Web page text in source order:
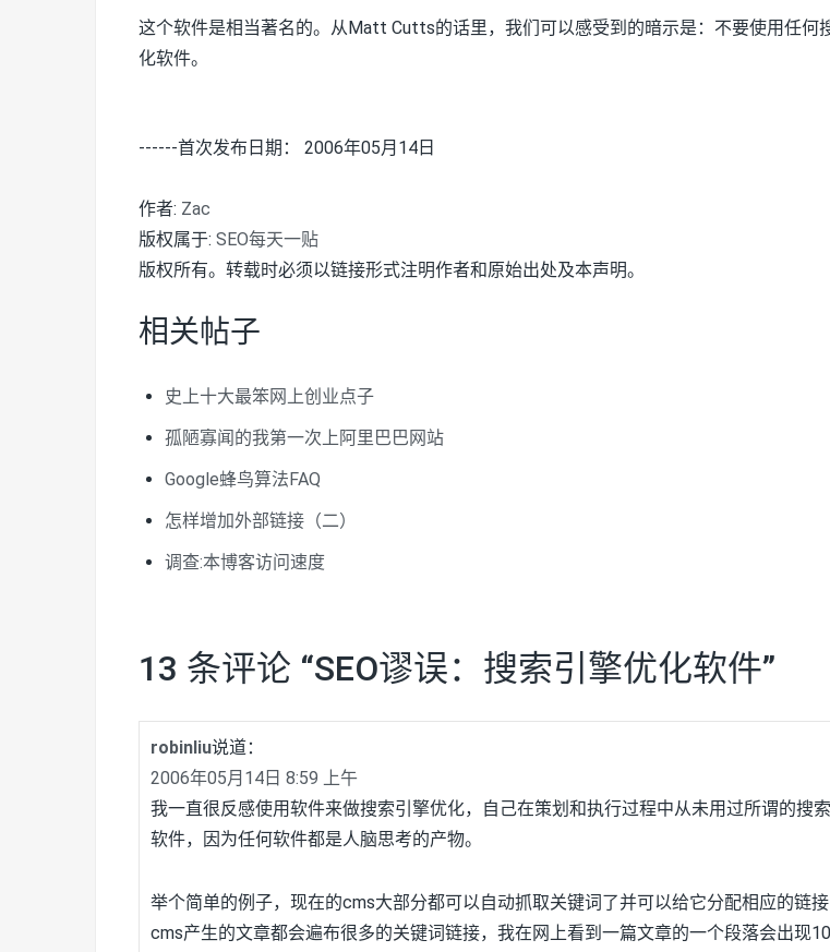
这个软件是相当著名的。从Matt Cutts的话里，我们可以感受到的暗示是：不要使用任何
化软件。
------首次发布日期： 2006年05月14日
作者: Zac
版权属于: SEO每天一贴
版权所有。转载时必须以链接形式注明作者和原始出处及本声明。
相关帖子
史上十大最笨网上创业点子
孤陋寡闻的我第一次上阿里巴巴网站
Google蜂鸟算法FAQ
怎样增加外部链接（二）
调查:本博客访问速度
13 条评论 “SEO谬误：搜索引擎优化软件”
robinliu说道：
2006年05月14日 8:59 上午
我一直很反感使用软件来做搜索引擎优化，自己在策划和执行过程中从未用过所谓的搜
软件，因为任何软件都是人脑思考的产物。
举个简单的例子，现在的cms大部分都可以自动抓取关键词了并可以给它分配相应的链
cms产生的文章都会遍布很多的关键词链接，我在网上看到一篇文章的一个段落会出现